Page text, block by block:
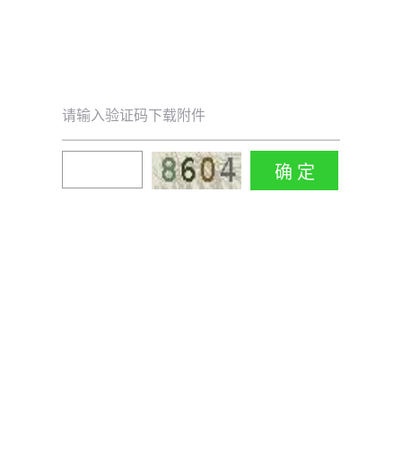
请输入验证码下载附件